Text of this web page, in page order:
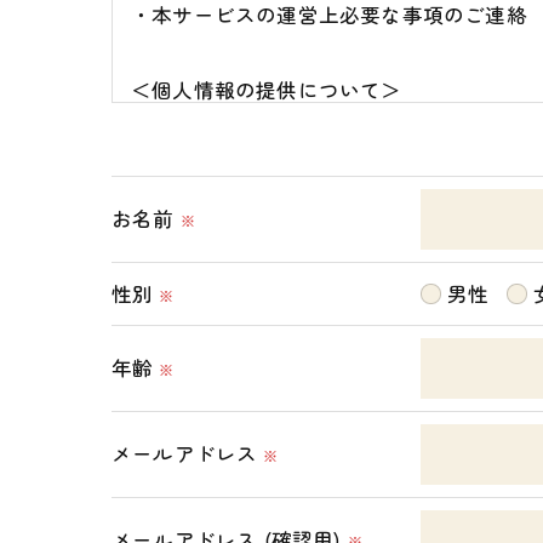
・本サービスの運営上必要な事項のご連絡
＜個人情報の提供について＞
当社では、利用目的の達成に必要な範囲に
当社では、個人情報の漏洩等がなされな
＜個人情報を与えなかった場合に生じる結
お名前 ※
性別 ※ 男性
年齢 ※
メールアドレス ※